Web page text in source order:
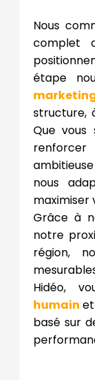
Nous
complet
étape
structure,
Que vous
renforcer
nous
maximiser
Grâce à
notre
région,
Hidéo,
humain
basé sur